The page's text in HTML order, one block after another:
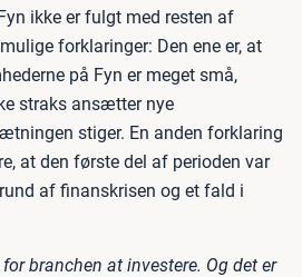
ikke er fulgt med resten af
forklaringer: Den ene er, at
på Fyn er meget små,
straks ansætter nye
stiger. En anden forklaring
at den første del af perioden var
af finanskrisen og et fald i
branchen at investere. Og det er